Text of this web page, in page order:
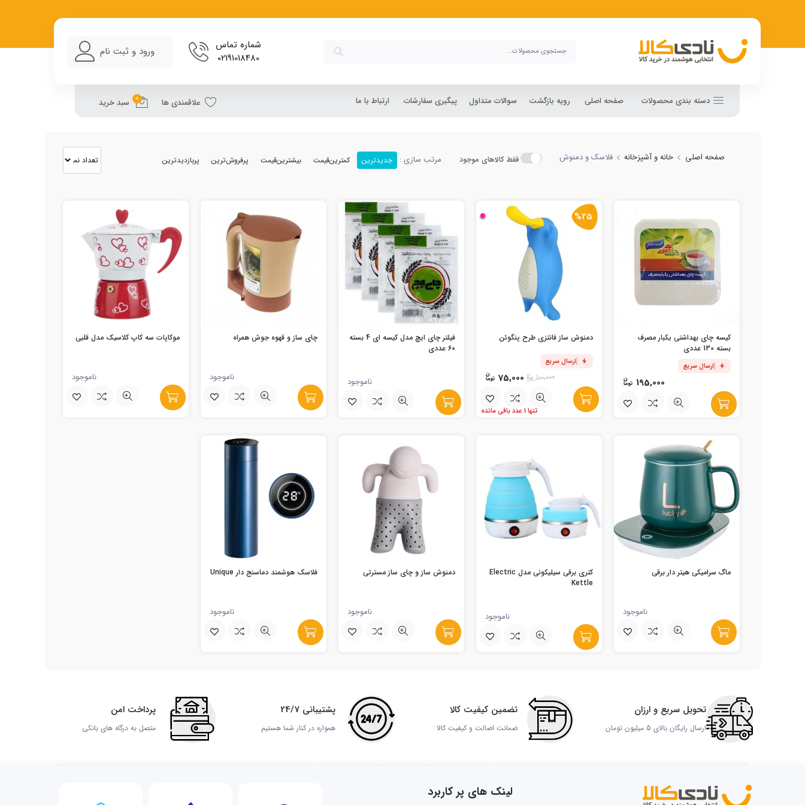
شماره تماس
02191018480
ورود و ثبت نام
دسته بندی محصولات صفحه اصلی رویه بازگشت سوالات متداول پیگیری سفارشات ارتباط با ما علاقمندی ها 0 سبد خرید
صفحه اصلی خانه و آشپزخانه فلاسک و دمنوش فقط کالاهای موجود مرتب سازی : جدیدترین کمترین‌قیمت بیشترین‌قیمت پرفروش‌ترین پربازدیدترین
کیسه چای بهداشتی یکبار مصرف
بسته 130 عددی
ارسال سریع
195,000
%25
دمنوش ساز فانتزی طرح پنگوئن
ارسال سریع
100,000
75,000
تنها 1 عدد باقی مانده
فیلتر چای ایچ مدل کیسه ای 4 بسته
60 عددی
ناموجود
چای ساز و قهوه جوش همراه
ناموجود
موکاپات سه کاپ کلاسیک مدل قلبی
ناموجود
ماگ سرامیکی هیتر دار برقی
ناموجود
کتری برقی سیلیکونی مدل Electric
Kettle
ناموجود
دمنوش ساز و چای ساز مسترتی
ناموجود
فلاسک هوشمند دماسنج دار Unique
ناموجود
تحویل سریع و ارزان
ارسال رایگان بالای 5 میلیون تومان
تضمین کیفیت کالا
ضمانت اصالت و کیفیت کالا
پشتیبانی 24/7
همواره در کنار شما هستیم
پرداخت امن
متصل به درگاه های بانکی
لینک های پر کاربرد